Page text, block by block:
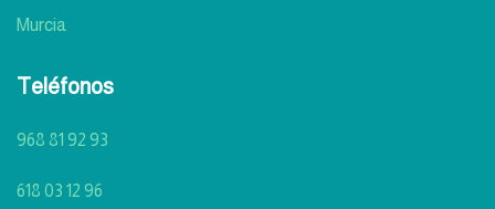
Murcia
Teléfonos
968 81 92 93
618 03 12 96